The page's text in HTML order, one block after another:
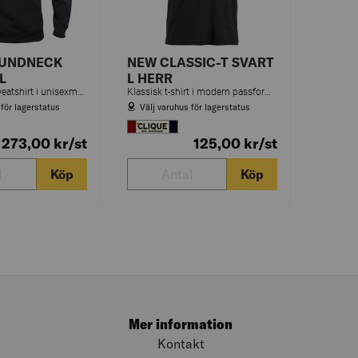
lagerstatus
273,00 kr/st
Köp
NEW CLASSIC-T SVART
L HERR
Klassisk t-shirt i modern passform. Tillverkad av förkrymt kammad bomull och ringspunnet garn. Herrmodell är rundstickad, dammodell har sidosömmar.
Välj varuhus för lagerstatus
125,00 kr/st
Köp
Mer information
Kontakt